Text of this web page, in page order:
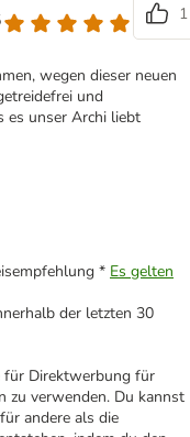
1
wegen dieser neuen
und
es unser Archi liebt
* Es gelten
der letzten 30
für Direktwerbung für
zu verwenden. Du kannst
andere als die